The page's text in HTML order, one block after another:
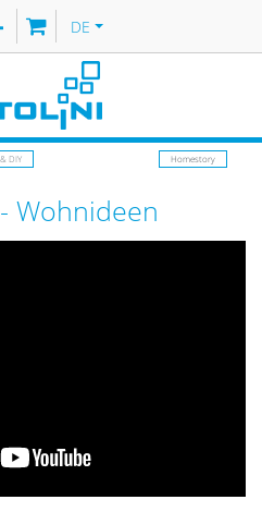
DE
DIY Homestory
Wohnideen